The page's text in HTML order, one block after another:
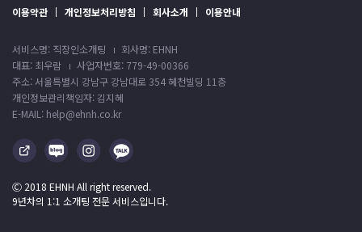
이용약관 개인정보처리방침 회사소개 이용안내
서비스명: 직장인소개팅
회사명: EHNH
대표: 최우람
사업자번호: 779-49-00366
주소: 서울특별시 강남구 강남대로 354 혜천빌딩 11층
개인정보관리책임자: 김지혜
E-MAIL: help@ehnh.co.kr
Ⓒ 2018 EHNH All right reserved.
9년차의 1:1 소개팅 전문 서비스입니다.